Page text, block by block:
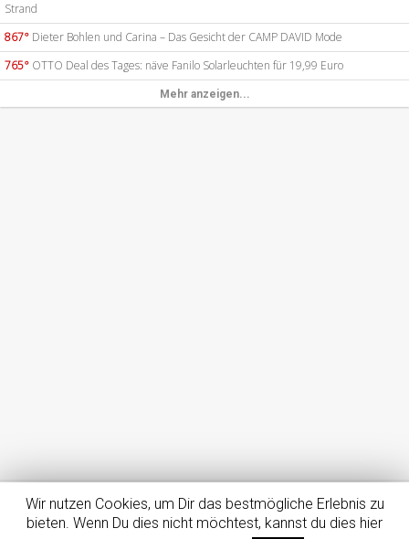
Strand
867° Dieter Bohlen und Carina – Das Gesicht der CAMP DAVID Mode
765° OTTO Deal des Tages: näve Fanilo Solarleuchten für 19,99 Euro
Mehr anzeigen...
Impressum Datenschutz
Dein Smartphone – Dein Tarif
Wir nutzen Cookies, um Dir das bestmögliche Erlebnis zu
bieten. Wenn Du dies nicht möchtest, kannst du dies hier